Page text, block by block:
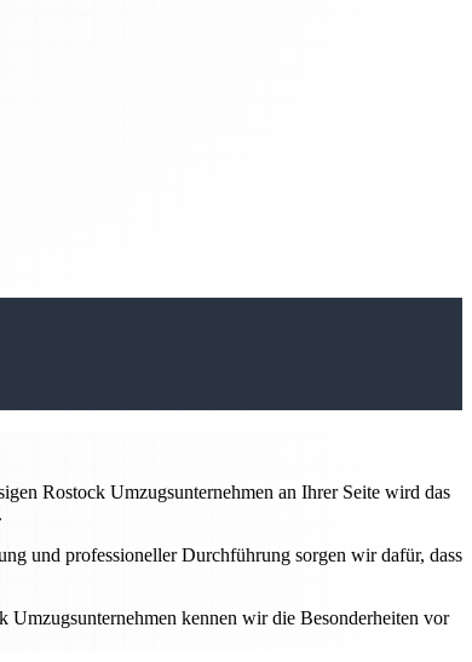
Rostock Umzugsunternehmen an Ihrer Seite wird das
und professioneller Durchführung sorgen wir dafür, dass
Umzugsunternehmen kennen wir die Besonderheiten vor